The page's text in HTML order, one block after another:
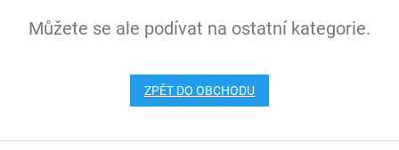
Můžete se ale podívat na ostatní kategorie.
ZPĚT DO OBCHODU